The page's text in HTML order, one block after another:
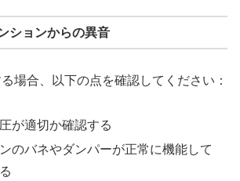
ションからの異音
場合、以下の点を確認してください：
が適切か確認する
のバネやダンパーが正常に機能して